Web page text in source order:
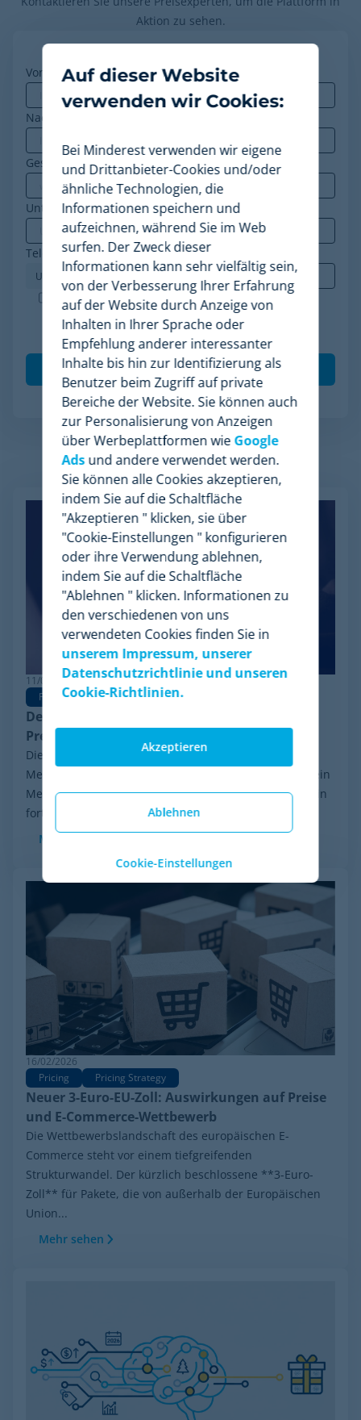
Aktion zu sehen.
Vorname*
Nachname
Geschäfts-E-Mail
Unternehmen*
Telefon*
Minderest ist ein nach ISO-27001 zertifiziertes
Unternehmen. Ich akzeptiere die Verarbeitung
meiner Daten gemäß der
Datenschutzrichtlinie
Verwandte Artikel
11/03/2026
Pricing
Pricing Strategy
Der Aufstieg von Agentic Commerce:
Preisstrategien für die neuen KI-Agenten
Die Handelslandschaft durchläuft eine radikale
Metamorphose: Der Endkäufer ist nicht mehr immer ein
Mensch vor einem Bildschirm, sondern zunehmend ein
fortschrittlicher Algorithmus, der...
Mehr sehen
16/02/2026
Pricing
Pricing Strategy
Neuer 3-Euro-EU-Zoll: Auswirkungen auf Preise
und E-Commerce-Wettbewerb
Die Wettbewerbslandschaft des europäischen E-
Commerce steht vor einem tiefgreifenden
Strukturwandel. Der kürzlich beschlossene **3-Euro-
Zoll** für Pakete, die von außerhalb der Europäischen
Union...
Mehr sehen
Auf dieser Website
verwenden wir Cookies:
Bei Minderest verwenden wir eigene
und Drittanbieter-Cookies und/oder
ähnliche Technologien, die
Informationen speichern und
aufzeichnen, während Sie im Web
surfen. Der Zweck dieser
Informationen kann sehr vielfältig sein,
von der Verbesserung Ihrer Erfahrung
auf der Website durch Anzeige von
Inhalten in Ihrer Sprache oder
Empfehlung anderer interessanter
Inhalte bis hin zur Identifizierung als
Benutzer beim Zugriff auf private
Bereiche der Website. Sie können auch
zur Personalisierung von Anzeigen
über Werbeplattformen wie Google
Adsund andere verwendet werden.
Sie können alle Cookies akzeptieren,
indem Sie auf die Schaltfläche
"Akzeptieren " klicken, sie über
"Cookie-Einstellungen " konfigurieren
oder ihre Verwendung ablehnen,
indem Sie auf die Schaltfläche
"Ablehnen " klicken. Informationen zu
den verschiedenen von uns
verwendeten Cookies finden Sie in
unserem Impressum, unserer
Datenschutzrichtlinie und unseren
Cookie-Richtlinien.
Ablehnen
Akzeptieren
Cookie-Einstellungen